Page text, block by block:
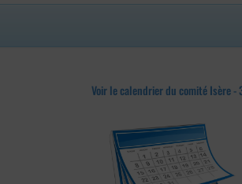
Voir le calendrier du comité Isère -